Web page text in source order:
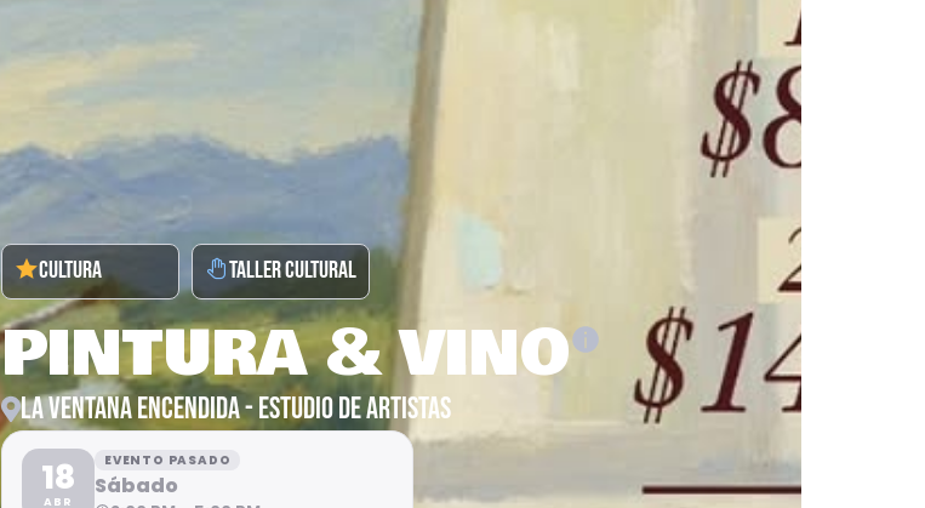
CULTURA TALLER CULTURAL
PINTURA & VINO
LA VENTANA ENCENDIDA - ESTUDIO DE ARTISTAS
18
ABR
EVENTO PASADO
Sábado